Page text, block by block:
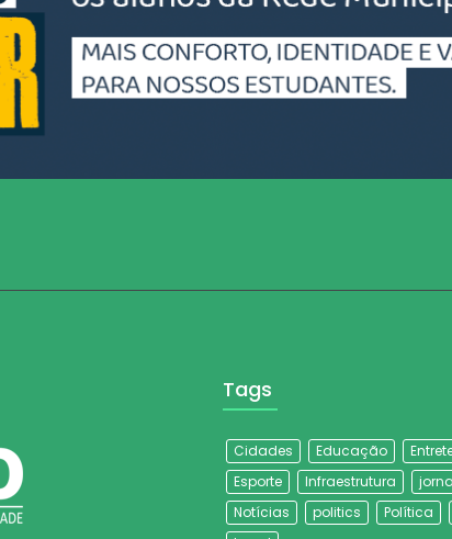
Tags
Cidades Educação
Esporte
Infraestrutura
Notícias
politics Política